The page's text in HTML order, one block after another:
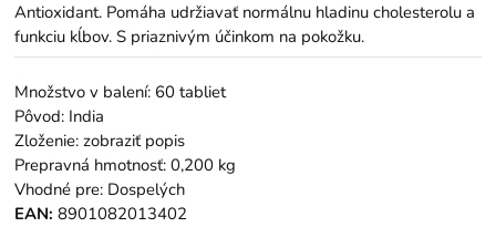
Antioxidant. Pomáha udržiavať normálnu hladinu cholesterolu a
funkciu kĺbov. S priaznivým účinkom na pokožku.
Množstvo v balení: 60 tabliet
Pôvod: India
Zloženie: zobraziť popis
Prepravná hmotnosť: 0,200 kg
Vhodné pre: Dospelých
EAN: 8901082013402